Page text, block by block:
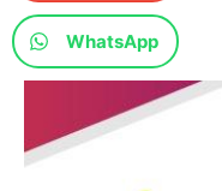
WhatsApp